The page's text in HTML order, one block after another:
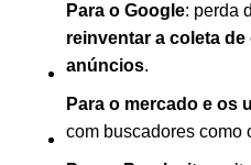
Para o Google: perda
reinventar a coleta
anúncios.
Para o mercado e os
com buscadores como